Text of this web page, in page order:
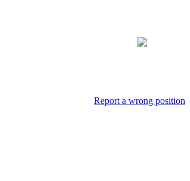
Report a wrong position